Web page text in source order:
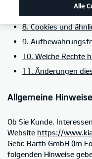
8. Cookies und
9.
10. Welche Rechte
11. Änderungen
Allgemeine Hinweise
Ob Sie Kunde,
Website https://
Gebr. Barth GmbH (im
folgenden Hinweise
Alle